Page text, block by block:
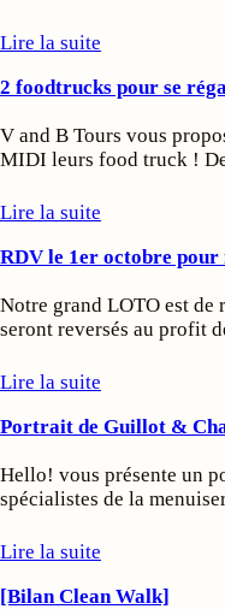
Lire la suite
2 foodtrucks pour se
V and B Tours vous
MIDI leurs food truck !
Lire la suite
RDV le 1er octobre
Notre grand LOTO est de
seront reversés au profit
Lire la suite
Portrait de Guillot &
Hello! vous présente un
spécialistes de la
Lire la suite
[Bilan Clean Walk]